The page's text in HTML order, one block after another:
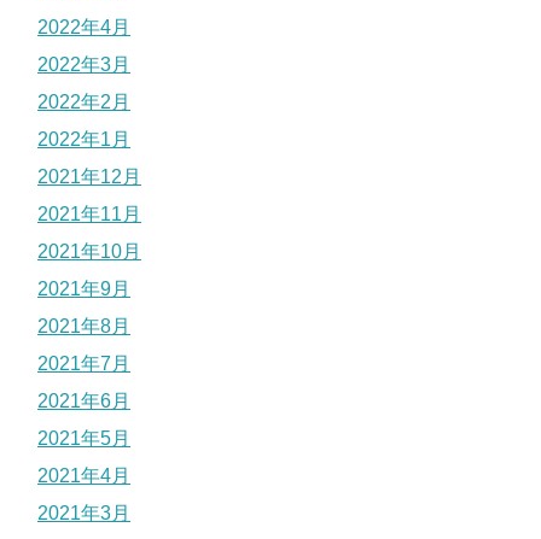
2022年4月
2022年3月
2022年2月
2022年1月
2021年12月
2021年11月
2021年10月
2021年9月
2021年8月
2021年7月
2021年6月
2021年5月
2021年4月
2021年3月